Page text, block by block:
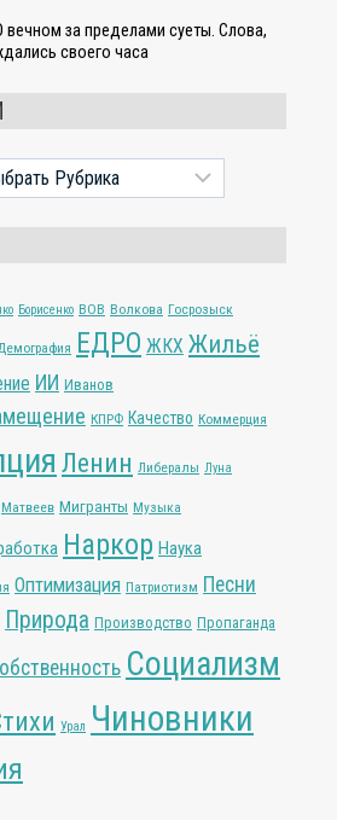
вечном за пределами суеты. Слова,
своего часа
Борисенко ВОВ Волкова Госрозыск
ЕДРО ЖКХ Жильё
ИИ Иванов
КПРФ Качество Коммерция
Ленин Либералы Луна
Матвеев Мигранты Музыка
Наркор Наука
Оптимизация Патриотизм Песни
Природа Производство Пропаганда
Социализм
Урал Чиновники